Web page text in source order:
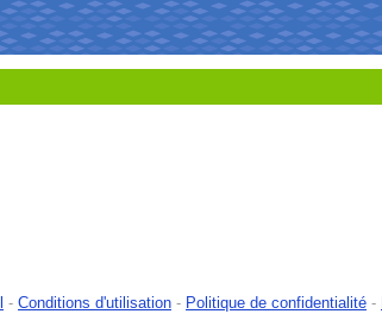
- Conditions d'utilisation - Politique de confidentialité -